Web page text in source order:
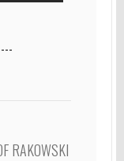
RAKOWSKI